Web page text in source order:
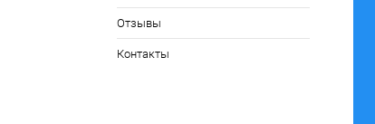
Отзывы
Контакты